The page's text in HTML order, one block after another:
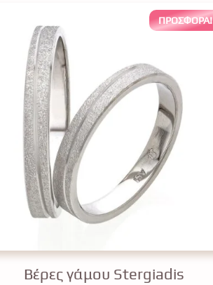
ΠΡΟΣΦΟΡΆ!
Βέρες γάμου Stergiadis